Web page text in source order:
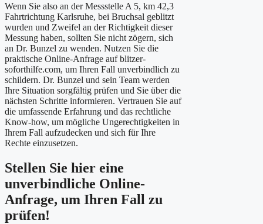
Wenn Sie also an der Messstelle A 5, km 42,3
Fahrtrichtung Karlsruhe, bei Bruchsal geblitzt
wurden und Zweifel an der Richtigkeit dieser
Messung haben, sollten Sie nicht zögern, sich
an Dr. Bunzel zu wenden. Nutzen Sie die
praktische Online-Anfrage auf blitzer-
soforthilfe.com, um Ihren Fall unverbindlich zu
schildern. Dr. Bunzel und sein Team werden
Ihre Situation sorgfältig prüfen und Sie über die
nächsten Schritte informieren. Vertrauen Sie auf
die umfassende Erfahrung und das rechtliche
Know-how, um mögliche Ungerechtigkeiten in
Ihrem Fall aufzudecken und sich für Ihre
Rechte einzusetzen.
Stellen Sie hier eine
unverbindliche Online-
Anfrage, um Ihren Fall zu
prüfen!